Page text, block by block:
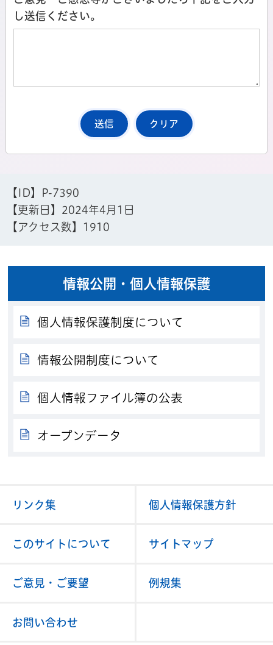
し送信ください。
【ID】
P-7390
【更新日】 2024年4月1日
【アクセス数】
1910
情報公開・個人情報保護
個人情報保護制度について
情報公開制度について
個人情報ファイル簿の公表
オープンデータ
リンク集 個人情報保護方針
このサイトについて サイトマップ
ご意見・ご要望 例規集
お問い合わせ